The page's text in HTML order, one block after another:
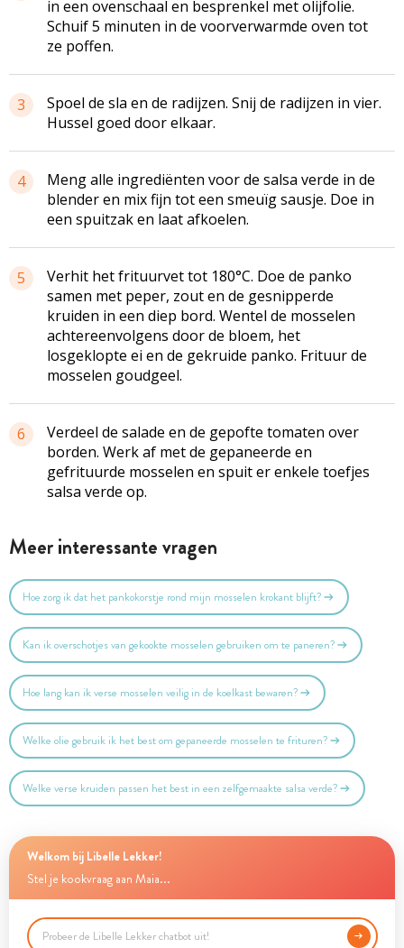
in een ovenschaal en besprenkel met olijfolie.
Schuif 5 minuten in de voorverwarmde oven tot
ze poffen.
3
Spoel de sla en de radijzen. Snij de radijzen in vier.
Hussel goed door elkaar.
4
Meng alle ingrediënten voor de salsa verde in de
blender en mix fijn tot een smeuïg sausje. Doe in
een spuitzak en laat afkoelen.
5
Verhit het frituurvet tot 180°C. Doe de panko
samen met peper, zout en de gesnipperde
kruiden in een diep bord. Wentel de mosselen
achtereenvolgens door de bloem, het
losgeklopte ei en de gekruide panko. Frituur de
mosselen goudgeel.
6
Verdeel de salade en de gepofte tomaten over
borden. Werk af met de gepaneerde en
gefrituurde mosselen en spuit er enkele toefjes
salsa verde op.
Meer interessante vragen
Hoe zorg ik dat het pankokorstje rond mijn mosselen krokant blijft?
Kan ik overschotjes van gekookte mosselen gebruiken om te paneren?
Hoe lang kan ik verse mosselen veilig in de koelkast bewaren?
Welke olie gebruik ik het best om gepaneerde mosselen te frituren?
Welke verse kruiden passen het best in een zelfgemaakte salsa verde?
Welkom bij Libelle Lekker!
Stel je kookvraag aan Maia...